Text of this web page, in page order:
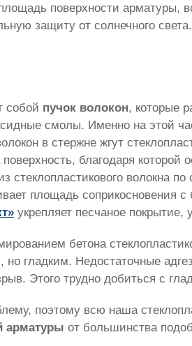
поверхности арматуры,
защиту от солнечного света.
собой пучок волокон, которые
смолы. Именно на этой
в стержне жгут
благодаря
стеклопластикового волокна
площадь соприкосновения
укрепляет песчаное
бетона
гладким. Недостаточные
Этого трудно добиться с
поэтому всю наша
арматуры от большинства